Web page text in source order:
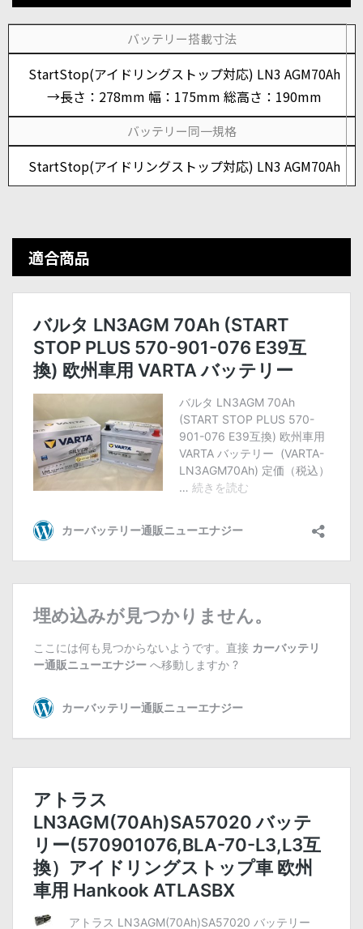
バッテリー搭載寸法
StartStop(アイドリングストップ対応) LN3 AGM70Ah
→長さ：278mm 幅：175mm 総高さ：190mm
バッテリー同一規格
StartStop(アイドリングストップ対応) LN3 AGM70Ah
適合商品